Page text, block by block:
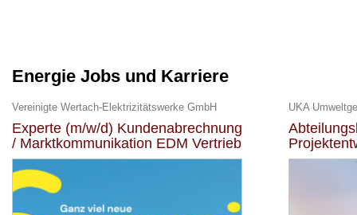
Energie Jobs und Karriere
Vereinigte Wertach-Elektrizitätswerke GmbH
Experte (m/w/d) Kundenabrechnung
/ Marktkommunikation EDM Vertrieb